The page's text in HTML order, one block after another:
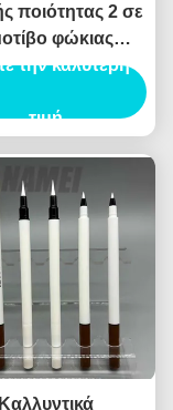
ποιότητας 2 σε
φώκιας
υγρό Eyeliner
Canthus
την καλύτερη
τιμή
Καλλυντικά